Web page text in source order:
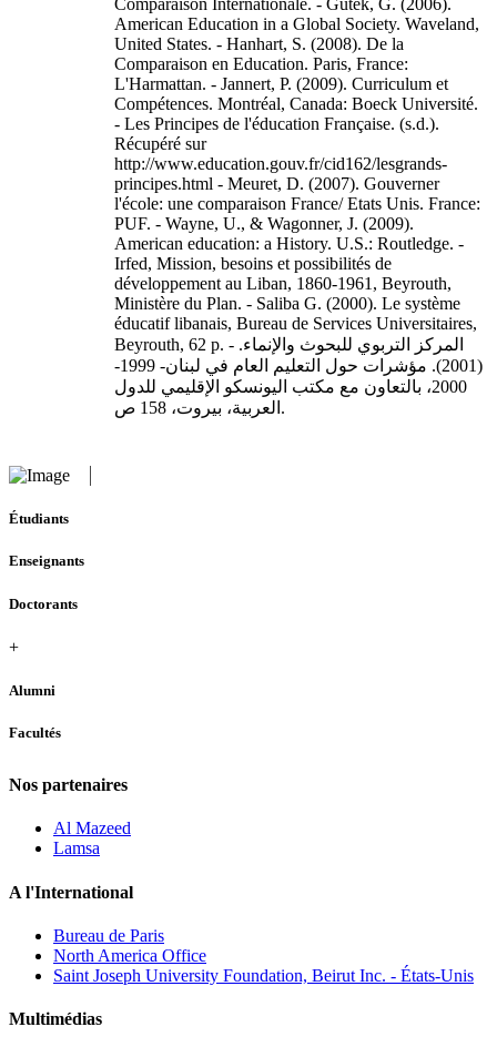
Comparaison Internationale. - Gutek, G. (2006).
American Education in a Global Society. Waveland,
United States. - Hanhart, S. (2008). De la
Comparaison en Education. Paris, France:
L'Harmattan. - Jannert, P. (2009). Curriculum et
Compétences. Montréal, Canada: Boeck Université.
- Les Principes de l'éducation Française. (s.d.).
Récupéré sur
http://www.education.gouv.fr/cid162/lesgrands-
principes.html - Meuret, D. (2007). Gouverner
l'école: une comparaison France/ Etats Unis. France:
PUF. - Wayne, U., & Wagonner, J. (2009).
American education: a History. U.S.: Routledge. -
Irfed, Mission, besoins et possibilités de
développement au Liban, 1860-1961, Beyrouth,
Ministère du Plan. - Saliba G. (2000). Le système
éducatif libanais, Bureau de Services Universitaires,
Beyrouth, 62 p. - المركز التربوي للبحوث والإنماء.
(2001). مؤشرات حول التعليم العام في لبنان- 1999-
2000، بالتعاون مع مكتب اليونسكو الإقليمي للدول
العربية، بيروت، 158 ص.
Étudiants
Enseignants
Doctorants
+
Alumni
Facultés
Nos partenaires
Al Mazeed
Lamsa
A l'International
Bureau de Paris
North America Office
Saint Joseph University Foundation, Beirut Inc. - États-Unis
Multimédias